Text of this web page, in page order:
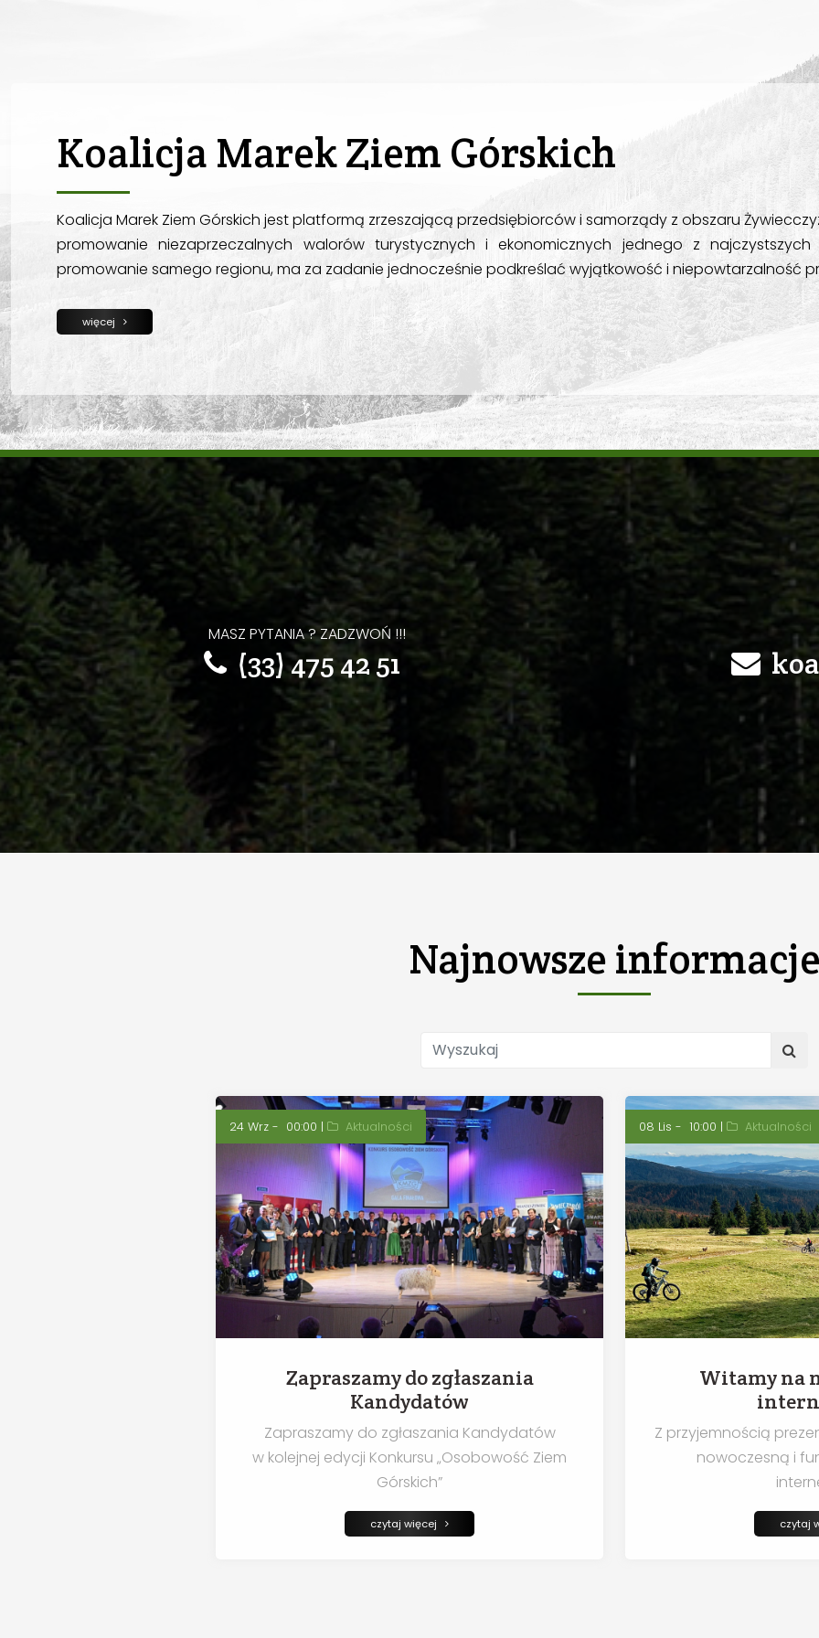
Koalicja Marek Ziem Górskich
Koalicja Marek Ziem Górskich jest platformą zrzeszającą przedsiębiorców i samorządy z obszaru
promowanie niezaprzeczalnych walorów turystycznych i ekonomicznych jednego z
promowanie samego regionu, ma za zadanie jednocześnie podkreślać wyjątkowość i niepowtarzalność
więcej
MASZ PYTANIA ? ZADZWOŃ !!!
(33) 475 42 51
Najnowsze
Zapraszamy do zgłaszania
Kandydatów
24 Wrz - 00:00 | Aktualności
Zapraszamy do zgłaszania Kandydatów
w kolejnej edycji Konkursu „Osobowość Ziem
Górskich”
Witamy na
08 Lis - 10:00 | Aktualności
Z przyjemnością
nowoczesną i